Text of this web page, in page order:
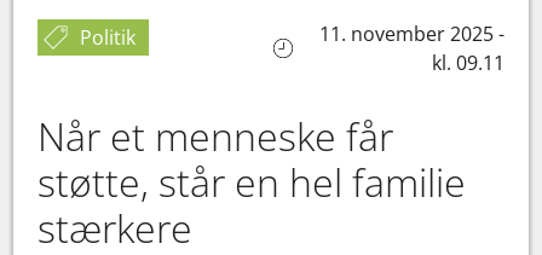
Politik
11. november 2025 -
kl. 09.11
Når et menneske får
støtte, står en hel familie
stærkere